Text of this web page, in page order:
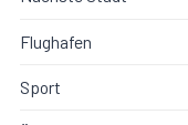
Flughafen
Sport